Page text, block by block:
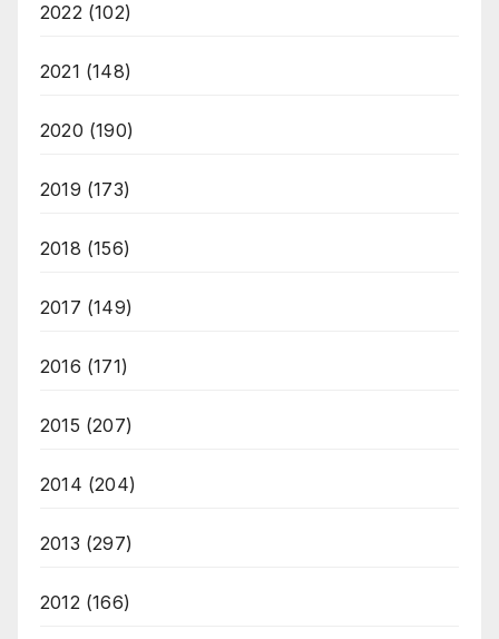
2022(102)
2021 (148)
2020 (190)
2019 (173)
2018 (156)
2017 (149)
2016 (171)
2015 (207)
2014 (204)
2013 (297)
2012(166)